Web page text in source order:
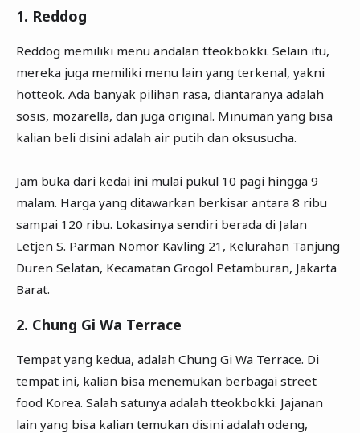
1. Reddog
Reddog memiliki menu andalan tteokbokki. Selain itu,
mereka juga memiliki menu lain yang terkenal, yakni
hotteok. Ada banyak pilihan rasa, diantaranya adalah
sosis, mozarella, dan juga original. Minuman yang bisa
kalian beli disini adalah air putih dan oksusucha.
Jam buka dari kedai ini mulai pukul 10 pagi hingga 9
malam. Harga yang ditawarkan berkisar antara 8 ribu
sampai 120 ribu. Lokasinya sendiri berada di Jalan
Letjen S. Parman Nomor Kavling 21, Kelurahan Tanjung
Duren Selatan, Kecamatan Grogol Petamburan, Jakarta
Barat.
2. Chung Gi Wa Terrace
Tempat yang kedua, adalah Chung Gi Wa Terrace. Di
tempat ini, kalian bisa menemukan berbagai street
food Korea. Salah satunya adalah tteokbokki. Jajanan
lain yang bisa kalian temukan disini adalah odeng,